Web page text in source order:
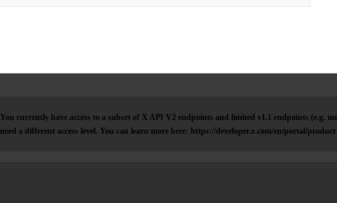
You currently have access to a subset of X API V2 endpoints and limited v1.1 endpoints (e.g.
need a different access level. You can learn more here: https://developer.x.com/en/portal/product